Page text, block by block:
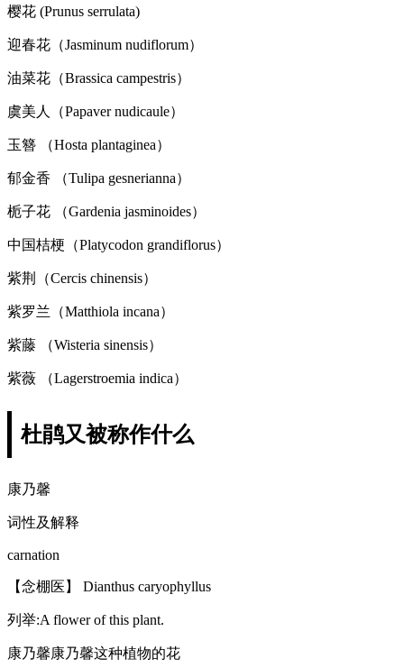
樱花 (Prunus serrulata)
迎春花（Jasminum nudiflorum）
油菜花（Brassica campestris）
虞美人（Papaver nudicaule）
玉簪 （Hosta plantaginea）
郁金香 （Tulipa gesnerianna）
栀子花 （Gardenia jasminoides）
中国桔梗（Platycodon grandiflorus）
紫荆（Cercis chinensis）
紫罗兰（Matthiola incana）
紫藤 （Wisteria sinensis）
紫薇 （Lagerstroemia indica）
杜鹃又被称作什么
康乃馨
词性及解释
carnation
【念棚医】 Dianthus caryophyllus
列举:A flower of this plant.
康乃馨康乃馨这种植物的花